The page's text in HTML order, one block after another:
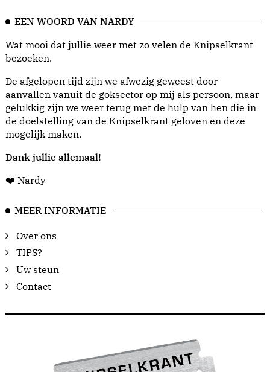
EEN WOORD VAN NARDY
Wat mooi dat jullie weer met zo velen de Knipselkrant
bezoeken.
De afgelopen tijd zijn we afwezig geweest door
aanvallen vanuit de goksector op mij als persoon, maar
gelukkig zijn we weer terug met de hulp van hen die in
de doelstelling van de Knipselkrant geloven en deze
mogelijk maken.
Dank jullie allemaal!
❤️ Nardy
MEER INFORMATIE
Over ons
TIPS?
Uw steun
Contact